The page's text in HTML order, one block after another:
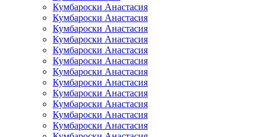
Кумбароски Анастасия
Кумбароски Анастасия
Кумбароски Анастасия
Кумбароски Анастасия
Кумбароски Анастасия
Кумбароски Анастасия
Кумбароски Анастасия
Кумбароски Анастасия
Кумбароски Анастасия
Кумбароски Анастасия
Кумбароски Анастасия
Кумбароски Анастасия